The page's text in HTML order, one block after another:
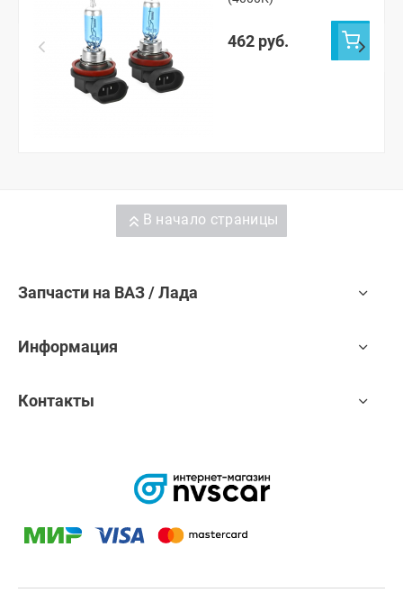
462 руб.
В начало страницы
Запчасти на ВАЗ / Лада
Информация
Контакты